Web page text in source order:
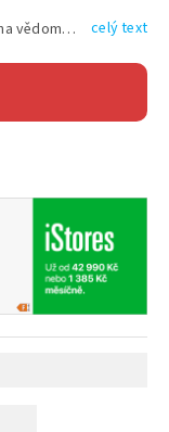
Vyplněním shora uvedených údajů beru na vědomí, že společnost TEXT FACTORY s.r.o., sídlem Brno, Durďákova 336/29, Černá Pole, PSČ: 613 00, IČ: 06157831, zapsané u Krajského soudu v Brně, oddíl C, vložka 100399, bude zpracovávat mé osobní údaje uvedené v rámci mnou vyplněného registračního formuláře na základě oprávněných zájmů TEXT FACTORY s.r.o. dle čl. 6 odst. 1 písm. f) GDPR a pro splnění právních povinností (čl. 6 odst. 1 písm. c) GDPR), a to pro tyto účely: nezbytnost zajistit oprávnění návštěvníka webových stránek provozovaných společností TEXT FACTORY s.r.o. přispívat aktivně ke zveřejněným článkům nebo v rámci diskusních fór a výkon práv TEXT FACTORY s.r.o. jako administrátora těchto diskusních fór. Více informací o zpracování osobních údajů a právech lze nalézt v celý text